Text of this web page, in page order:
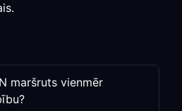
maršruts vienmēr